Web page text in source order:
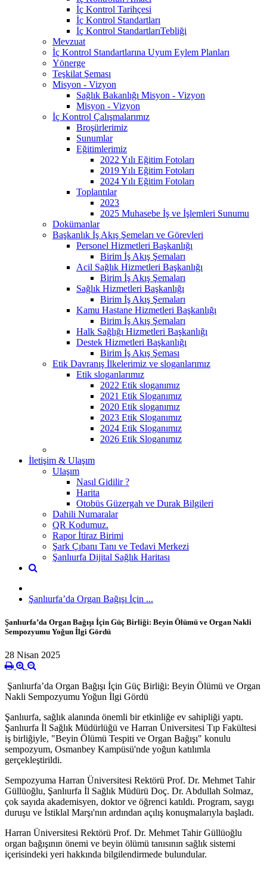
İç Kontrol Tarihçesi
İç Kontrol Standartları
İç Kontrol StandartlarıTebliği
Mevzuat
İç Kontrol Standartlarına Uyum Eylem Planları
Yönerge
Teşkilat Şeması
Misyon - Vizyon
Sağlık Bakanlığı Misyon - Vizyon
Misyon - Vizyon
İç Kontrol Çalışmalarımız
Broşürlerimiz
Sunumlar
Eğitimlerimiz
2022 Yılı Eğitim Fotoları
2019 Yılı Eğitim Fotoları
2024 Yılı Eğitim Fotoları
Toplantılar
2023
2025 Muhasebe İş ve İşlemleri Sunumu
Dokümanlar
Başkanlık İş Akış Şemeları ve Görevleri
Personel Hizmetleri Başkanlığı
Birim İş Akış Şemaları
Acil Sağlık Hizmetleri Başkanlığı
Birim İş Akış Şemaları
Sağlık Hizmetleri Başkanlığı
Birim İş Akış Şemaları
Kamu Hastane Hizmetleri Başkanlığı
Birim İş Akış Şemaları
Halk Sağlığı Hizmetleri Başkanlığı
Destek Hizmetleri Başkanlığı
Birim İş Akış Şeması
Etik Davranış İlkelerimiz ve sloganlarımız
Etik sloganlarımız
2022 Etik sloganımız
2021 Etik Sloganımız
2020 Etik sloganımız
2023 Etik Sloganımız
2024 Etik Sloganımız
2026 Etik Sloganımız
İletişim & Ulaşım
Ulaşım
Nasıl Gidilir ?
Harita
Otobüs Güzergah ve Durak Bilgileri
Dahili Numaralar
QR Kodumuz.
Rapor İtiraz Birimi
Şark Çıbanı Tanı ve Tedavi Merkezi
Şanlıurfa Dijital Sağlık Haritası
Şanlıurfa’da Organ Bağışı İçin ...
Şanlıurfa’da Organ Bağışı İçin Güç Birliği: Beyin Ölümü ve Organ Nakli
Sempozyumu Yoğun İlgi Gördü
28 Nisan 2025
Şanlıurfa’da Organ Bağışı İçin Güç Birliği: Beyin Ölümü ve Organ
Nakli Sempozyumu Yoğun İlgi Gördü
Şanlıurfa, sağlık alanında önemli bir etkinliğe ev sahipliği yaptı.
Şanlıurfa İl Sağlık Müdürlüğü ve Harran Üniversitesi Tıp Fakültesi
iş birliğiyle, "Beyin Ölümü Tespiti ve Organ Bağışı" konulu
sempozyum, Osmanbey Kampüsü'nde yoğun katılımla
gerçekleştirildi.
Sempozyuma Harran Üniversitesi Rektörü Prof. Dr. Mehmet Tahir
Güllüoğlu, Şanlıurfa İl Sağlık Müdürü Doç. Dr. Abdullah Solmaz,
çok sayıda akademisyen, doktor ve öğrenci katıldı. Program, saygı
duruşu ve İstiklal Marşı'nın ardından açılış konuşmalarıyla başladı.
Harran Üniversitesi Rektörü Prof. Dr. Mehmet Tahir Güllüoğlu
organ bağışının önemi ve beyin ölümü tanısının sağlık sistemi
içerisindeki yeri hakkında bilgilendirmede bulundular.